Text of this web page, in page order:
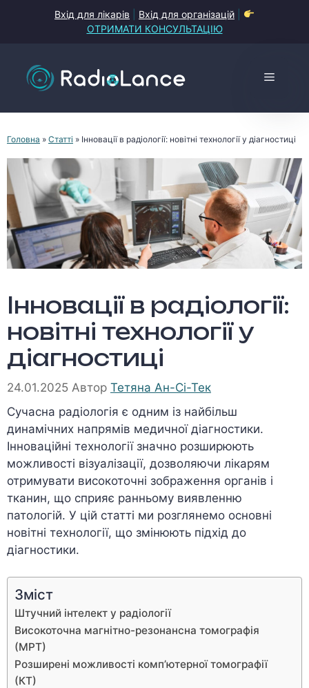
Вхід для лікарів Вхід для організацій
ОТРИМАТИ КОНСУЛЬТАЦІЮ
Меню
Головна » Статті » Інновації в радіології: новітні технології у діагностиці
Інновації в радіології:
новітні технології у
діагностиці
24.01.2025 Автор Тетяна Ан-Сі-Тек
Сучасна радіологія є одним із найбільш
динамічних напрямів медичної діагностики.
Інноваційні технології значно розширюють
можливості візуалізації, дозволяючи лікарям
отримувати високоточні зображення органів і
тканин, що сприяє ранньому виявленню
патологій. У цій статті ми розглянемо основні
новітні технології, що змінюють підхід до
діагностики.
Зміст
Штучний інтелект у радіології
Високоточна магнітно-резонансна томографія
(МРТ)
Розширені можливості комп’ютерної томографії
(КТ)